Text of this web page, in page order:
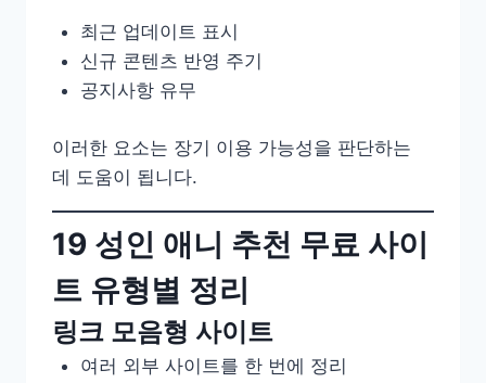
최근 업데이트 표시
신규 콘텐츠 반영 주기
공지사항 유무
이러한 요소는 장기 이용 가능성을 판단하는
데 도움이 됩니다.
19 성인 애니 추천 무료 사이
트 유형별 정리
링크 모음형 사이트
여러 외부 사이트를 한 번에 정리